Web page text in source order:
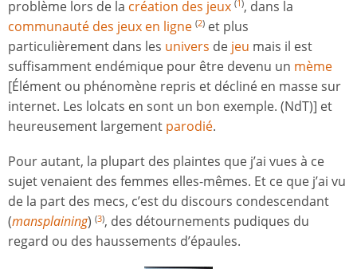
problème lors de la création des jeux (1), dans la
communauté des jeux en ligne (2) et plus
particulièrement dans les univers de jeu mais il est
suffisamment endémique pour être devenu un mème
[Élément ou phénomène repris et décliné en masse sur
internet. Les lolcats en sont un bon exemple. (NdT)] et
heureusement largement parodié.
Pour autant, la plupart des plaintes que j’ai vues à ce
sujet venaient des femmes elles-mêmes. Et ce que j’ai vu
de la part des mecs, c’est du discours condescendant
(mansplaining) (3), des détournements pudiques du
regard ou des haussements d’épaules.